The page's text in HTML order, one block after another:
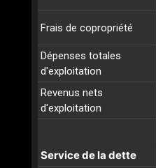
Frais de copropriété
Dépenses totales
d'exploitation
Revenus nets
d'exploitation
Service de la dette